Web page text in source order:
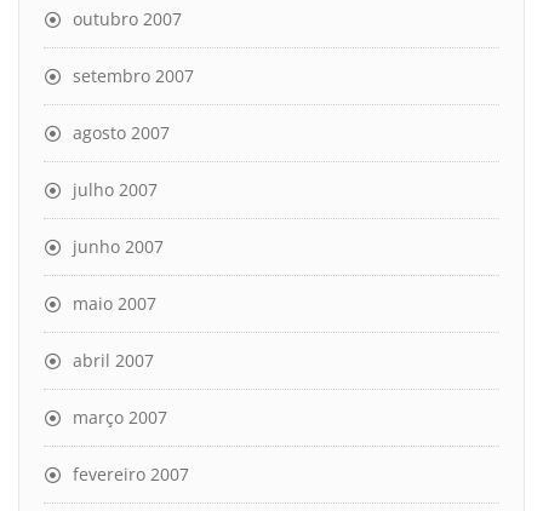
outubro 2007
setembro 2007
agosto 2007
julho 2007
junho 2007
maio 2007
abril 2007
março 2007
fevereiro 2007